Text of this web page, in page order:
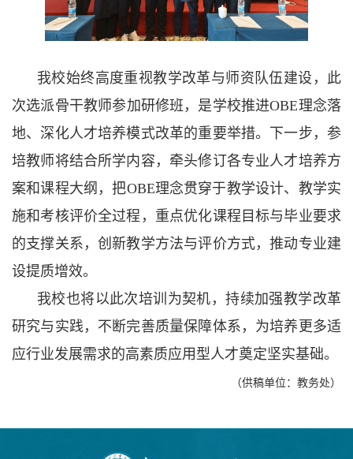
我校始终高度重视教学改革与师资队伍建设，此
次选派骨干教师参加研修班，是学校推进OBE理念落
地、深化人才培养模式改革的重要举措。下一步， 参
培教师将结合所学内容 ，牵头修订各专业人才培养方
案和课程大纲，把OBE理念贯穿于教学设计、教学实
施和考核评价全过程，重点优化课程目标与毕业要求
的支撑关系，创新教学方法与评价方式，推动专业建
设提质增效。
我校也将以此次培训为契机，持续加强教学改革
研究与实践，不断完善质量保障体系，为培养更多适
应行业发展需求的高素质应用型人才奠定坚实基础。
（供稿单位：教务处）